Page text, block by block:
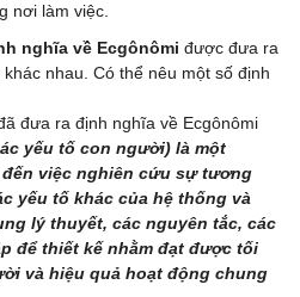
nơi làm việc.
nghĩa về Ecgônômi được đưa ra
nhau. Có thể nêu một số định
đưa ra định nghĩa về Ecgônômi
yếu tố con người) là một
việc nghiên cứu sự tương
yếu tố khác của hệ thống và
lý thuyết, các nguyên tắc, các
để thiết kế nhằm đạt được tối
và hiệu quả hoạt động chung